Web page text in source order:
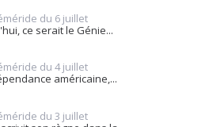
du 6 juillet
ce serait le Génie...
du 4 juillet
américaine,...
du 3 juillet